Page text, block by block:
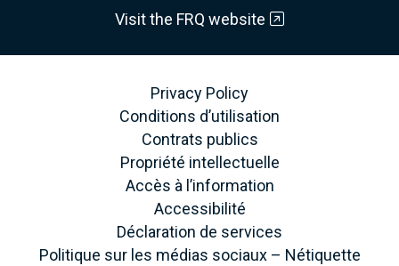
Visit the FRQ website
Privacy Policy
Conditions d’utilisation
Contrats publics
Propriété intellectuelle
Accès à l’information
Accessibilité
Déclaration de services
Politique sur les médias sociaux – Nétiquette